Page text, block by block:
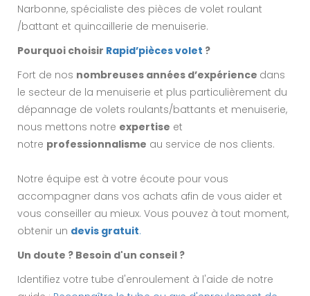
Narbonne, spécialiste des pièces de volet roulant
/battant et quincaillerie de menuiserie.
Pourquoi choisir Rapid’pièces volet ?
Fort de nos nombreuses années d’expérience dans
le secteur de la menuiserie et plus particulièrement du
dépannage de volets roulants/battants et menuiserie,
nous mettons notre expertise et
notre professionnalisme au service de nos clients.
Notre équipe est à votre écoute pour vous
accompagner dans vos achats afin de vous aider et
vous conseiller au mieux. Vous pouvez à tout moment,
obtenir un devis gratuit.
Un doute ? Besoin d'un conseil ?
Identifiez votre tube d'enroulement à l'aide de notre